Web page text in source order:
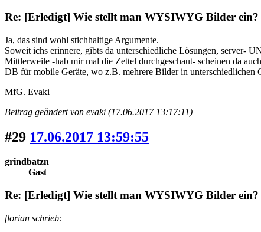
Re: [Erledigt] Wie stellt man WYSIWYG Bilder ein?
Ja, das sind wohl stichhaltige Argumente.
Soweit ichs erinnere, gibts da unterschiedliche Lösungen, server-
Mittlerweile -hab mir mal die Zettel durchgeschaut- scheinen da
DB für mobile Geräte, wo z.B. mehrere Bilder in unterschiedlichen
MfG. Evaki
Beitrag geändert von evaki (17.06.2017 13:17:11)
#29 17.06.2017 13:59:55
grindbatzn
Gast
Re: [Erledigt] Wie stellt man WYSIWYG Bilder ein?
florian schrieb: